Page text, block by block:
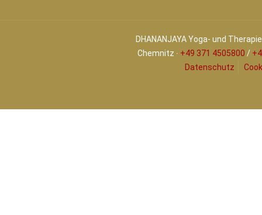
DHANANJAYA Yoga- und
Chemnitz ∙ +49 371 4505800 /
Datenschutz